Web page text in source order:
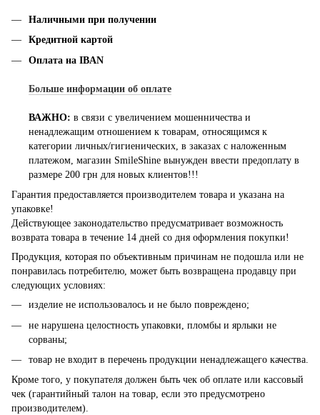
Наличными при получении
Кредитной картой
Оплата на IBAN
Больше информации об оплате
ВАЖНО: в связи с увеличением мошенничества и
ненадлежащим отношением к товарам, относящимся к
категории личных/гигиенических, в заказах с наложенным
платежом, магазин SmileShine вынужден ввести предоплату в
размере 200 грн для новых клиентов!!!
Гарантия предоставляется производителем товара и указана на
упаковке!
Действующее законодательство предусматривает возможность
возврата товара в течение 14 дней со дня оформления покупки!
Продукция, которая по объективным причинам не подошла или не
понравилась потребителю, может быть возвращена продавцу при
следующих условиях:
изделие не использовалось и не было повреждено;
не нарушена целостность упаковки, пломбы и ярлыки не
сорваны;
товар не входит в перечень продукции ненадлежащего качества.
Кроме того, у покупателя должен быть чек об оплате или кассовый
чек (гарантийный талон на товар, если это предусмотрено
производителем).